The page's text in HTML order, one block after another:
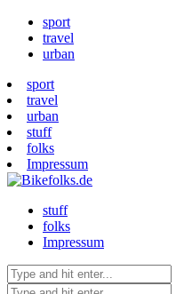
sport
travel
urban
sport
travel
urban
stuff
folks
Impressum
stuff
folks
Impressum